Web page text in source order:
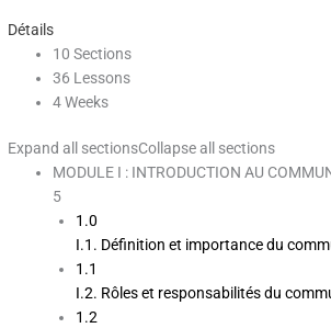
Détails
10 Sections
36 Lessons
4 Weeks
Expand all sectionsCollapse all sections
MODULE I : INTRODUCTION AU
5
1.0
I.1. Définition et importance du
1.1
I.2. Rôles et responsabilités du
1.2